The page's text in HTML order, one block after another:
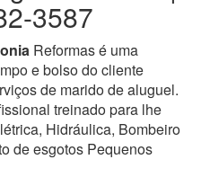
3587
Reformas é uma
e bolso do cliente
de marido de aluguel.
treinado para lhe
Hidráulica, Bombeiro
de esgotos Pequenos